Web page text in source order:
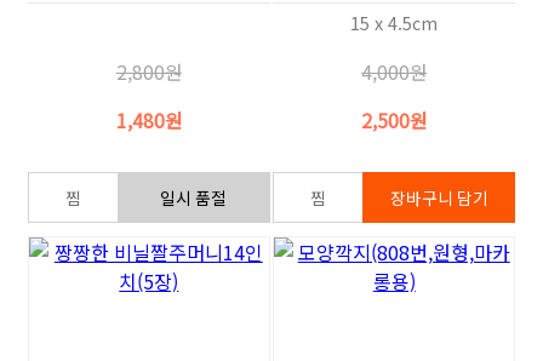
2,800원
1,480원
15 x 4.5cm
4,000원
2,500원